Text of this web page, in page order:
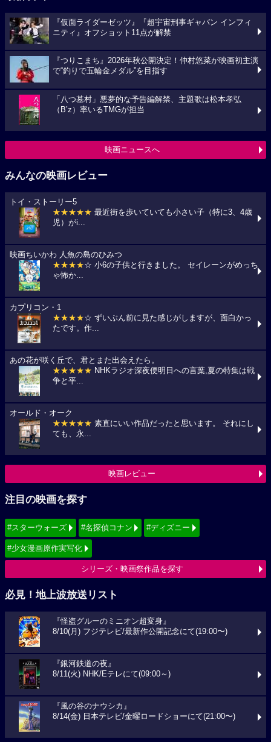
『仮面ライダーゼッツ』『超宇宙刑事ギャバン インフィ
ニティ』オフショット11点が解禁
『つりこまち』2026年秋公開決定！仲村悠菜が映画初主演
で“釣りで五輪金メダル”を目指す
「八つ墓村」悪夢的な予告編解禁、主題歌は松本孝弘
（B’z）率いるTMGが担当
映画ニュースへ
みんなの映画レビュー
トイ・ストーリー5
★★★★★ 最近街を歩いていても小さい子（特に3、4歳
児）がi...
映画ちいかわ 人魚の島のひみつ
★★★★☆ 小6の子供と行きました。 セイレーンがめっち
ゃ怖か...
カプリコン・1
★★★★☆ ずいぶん前に見た感じがしますが、面白かっ
たです。作...
あの花が咲く丘で、君とまた出会えたら。
★★★★★ NHKラジオ深夜便明日への言葉,夏の特集は戦
争と平...
オールド・オーク
★★★★★ 素直にいい作品だったと思います。 それにし
ても、永...
映画レビュー
注目の映画を探す
#スターウォーズ #名探偵コナン #ディズニー
#少女漫画原作実写化
シリーズ・映画祭作品を探す
必見！地上波放送リスト
『怪盗グルーのミニオン超変身』
8/10(月) フジテレビ/最新作公開記念にて(19:00〜)
『銀河鉄道の夜』
8/11(火) NHK/Eテレにて(09:00～)
『風の谷のナウシカ』
8/14(金) 日本テレビ/金曜ロードショーにて(21:00〜)